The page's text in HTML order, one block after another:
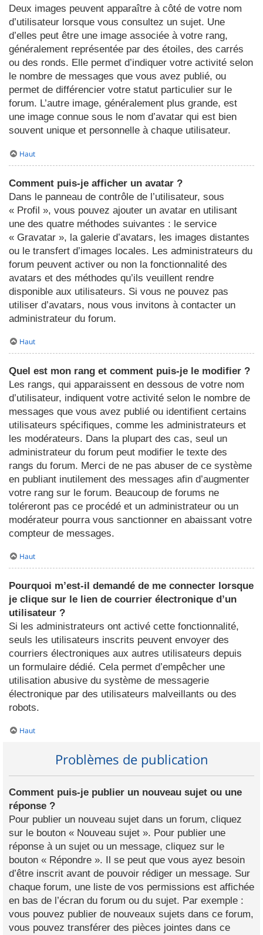
Deux images peuvent apparaître à côté de votre nom
d’utilisateur lorsque vous consultez un sujet. Une
d’elles peut être une image associée à votre rang,
généralement représentée par des étoiles, des carrés
ou des ronds. Elle permet d’indiquer votre activité selon
le nombre de messages que vous avez publié, ou
permet de différencier votre statut particulier sur le
forum. L’autre image, généralement plus grande, est
une image connue sous le nom d’avatar qui est bien
souvent unique et personnelle à chaque utilisateur.
Haut
Comment puis-je afficher un avatar ?
Dans le panneau de contrôle de l’utilisateur, sous
« Profil », vous pouvez ajouter un avatar en utilisant
une des quatre méthodes suivantes : le service
« Gravatar », la galerie d’avatars, les images distantes
ou le transfert d’images locales. Les administrateurs du
forum peuvent activer ou non la fonctionnalité des
avatars et des méthodes qu’ils veuillent rendre
disponible aux utilisateurs. Si vous ne pouvez pas
utiliser d’avatars, nous vous invitons à contacter un
administrateur du forum.
Haut
Quel est mon rang et comment puis-je le modifier ?
Les rangs, qui apparaissent en dessous de votre nom
d’utilisateur, indiquent votre activité selon le nombre de
messages que vous avez publié ou identifient certains
utilisateurs spécifiques, comme les administrateurs et
les modérateurs. Dans la plupart des cas, seul un
administrateur du forum peut modifier le texte des
rangs du forum. Merci de ne pas abuser de ce système
en publiant inutilement des messages afin d’augmenter
votre rang sur le forum. Beaucoup de forums ne
toléreront pas ce procédé et un administrateur ou un
modérateur pourra vous sanctionner en abaissant votre
compteur de messages.
Haut
Pourquoi m’est-il demandé de me connecter lorsque
je clique sur le lien de courrier électronique d’un
utilisateur ?
Si les administrateurs ont activé cette fonctionnalité,
seuls les utilisateurs inscrits peuvent envoyer des
courriers électroniques aux autres utilisateurs depuis
un formulaire dédié. Cela permet d’empêcher une
utilisation abusive du système de messagerie
électronique par des utilisateurs malveillants ou des
robots.
Haut
Problèmes de publication
Comment puis-je publier un nouveau sujet ou une
réponse ?
Pour publier un nouveau sujet dans un forum, cliquez
sur le bouton « Nouveau sujet ». Pour publier une
réponse à un sujet ou un message, cliquez sur le
bouton « Répondre ». Il se peut que vous ayez besoin
d’être inscrit avant de pouvoir rédiger un message. Sur
chaque forum, une liste de vos permissions est affichée
en bas de l’écran du forum ou du sujet. Par exemple :
vous pouvez publier de nouveaux sujets dans ce forum,
vous pouvez transférer des pièces jointes dans ce